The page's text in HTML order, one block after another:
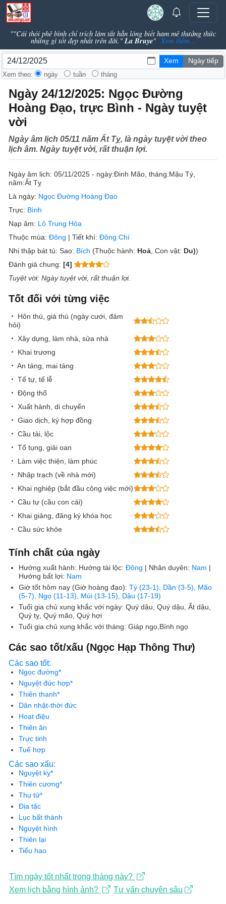
""Cái thói phê bình chỉ trích làm tắt hẳn lòng biết ham mê thưởng thức
những gì tốt đẹp nhất trên đời."La Bruye" Xem thêm...
Xem theo: ngày tuần tháng
Ngày 24/12/2025: Ngọc Đường
Hoàng Đạo, trực Bình - Ngày tuyệt
vời
Ngày âm lịch 05/11 năm Ất Tỵ, là ngày tuyệt vời theo
lịch âm. Ngày tuyệt vời, rất thuận lợi.
Ngày âm lịch:05/11/2025 - ngày:Đinh Mão, tháng:Mậu Tý,
năm:Ất Tỵ
Là ngày: Ngọc Đường Hoàng Đạo
Trực: Bình
Nạp âm: Lô Trung Hỏa
Thuộc mùa: Đông |Tiết khí: Đông Chí
Nhị thập bát tú: Sao: Bích (Thuộc hành: Hoả, Con vật: Du))
Đánh giá chung: [4]
Tuyệt vời: Ngày tuyệt vời, rất thuận lợi.
Tốt đối với từng việc
Hôn thú, giá thú (ngày cưới, đám
hỏi)
Xây dựng, làm nhà, sửa nhà
Khai trương
An táng, mai táng
Tế tự, tế lễ
Động thổ
Xuất hành, di chuyển
Giao dịch, ký hợp đồng
Cầu tài, lộc
Tố tụng, giải oan
Làm việc thiện, làm phúc
Nhập trạch (về nhà mới)
Khai nghiệp (bắt đầu công việc mới)
Cầu tự (cầu con cái)
Khai giảng, đăng ký khóa học
Cầu sức khỏe
Tính chất của ngày
Hướng xuất hành: Hướng tài lộc:Đông | Nhân duyên: Nam |
Hướng bất lợi: Nam
Giờ tốt hôm nay (Giờ hoàng đạo): Tý (23-1), Dần (3-5), Mão
(5-7), Ngọ (11-13), Mùi (13-15), Dậu (17-19)
Tuổi gia chủ xung khắc với ngày: Quý dậu, Quý dậu, Ất dậu,
Quý tỵ, Quý mão, Quý hợi
Tuổi gia chủ xung khắc với tháng: Giáp ngọ,Bính ngọ
Các sao tốt/xấu (Ngọc Hạp Thông Thư)
Các sao tốt:
Ngọc đường*
Nguyệt đức hợp*
Thiên thanh*
Dân nhật-thời đức
Hoạt điệu
Thiên ân
Trực tinh
Tuế hợp
Các sao xấu:
Nguyệt kỵ*
Thiên cương*
Thụ tử*
Địa tặc
Lục bất thành
Nguyệt hình
Thiên lại
Tiểu hao
Tìm ngày tốt nhất trong tháng này?
Xem lịch bằng hình ảnh?
Tư vấn chuyên sâu